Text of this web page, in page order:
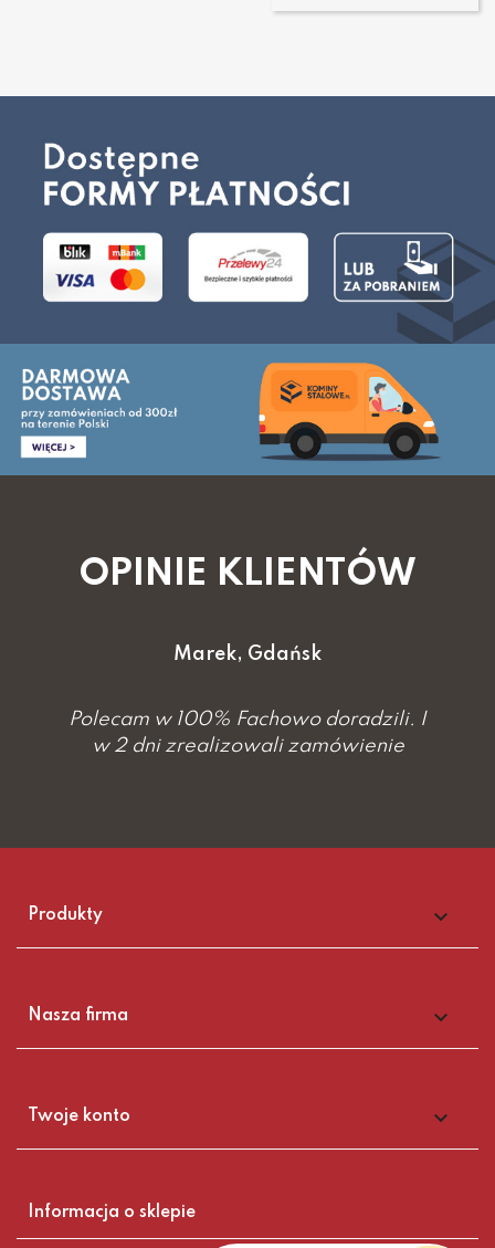
OPINIE KLIENTÓW
Marek, Gdańsk
w 100% Fachowo doradzili. I
2 dni zrealizowali zamówienie
Produkty 
Nasza firma 
Twoje konto 
Informacja o sklepie